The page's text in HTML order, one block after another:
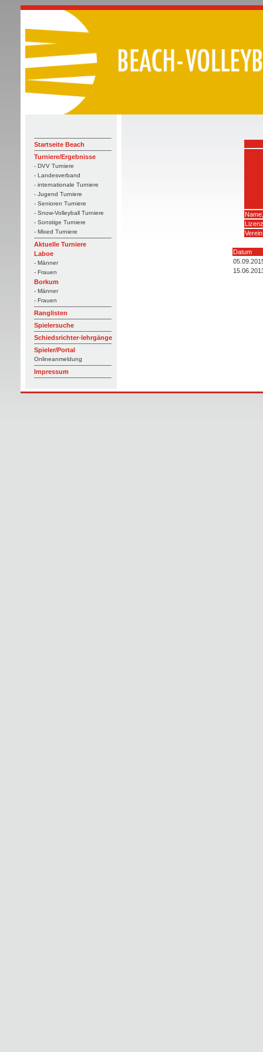
Startseite Beach
Turniere/Ergebnisse
- DVV Turniere
- Landesverband
- internationale Turniere
- Jugend Turniere
- Senioren Turniere
- Snow-Volleyball Turniere
- Sonstige Turniere
- Mixed Turniere
Aktuelle Turniere
Laboe
- Männer
- Frauen
Borkum
- Männer
- Frauen
Ranglisten
Spielersuche
Schiedsrichter-lehrgänge
Spieler/Portal
Onlineanmeldung
Impressum
Verein
Datum